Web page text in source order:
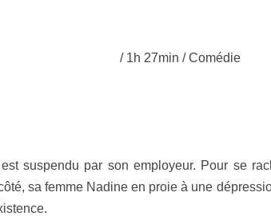
/ 1h 27min / Comédie
suspendu par son employeur. Pour se
sa femme Nadine en proie à une